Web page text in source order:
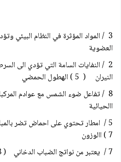
العضوية
2 / النفايات السامة التي تؤدي الى
النيران ( 5 ) الهطول الحمضي
االحيائية
5 / امطار تحتوي على احماض تضر
7 ) االوزون
7 / يعتبر من نواتج الضباب الدخاني ( 8 ) الضباب الدخاني